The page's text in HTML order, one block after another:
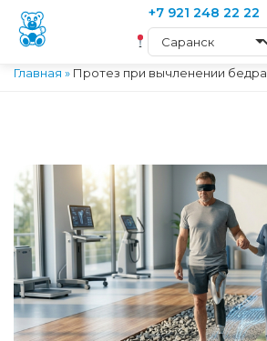
+7 921 248 22 22
Главная » Протез при вычленении бедра